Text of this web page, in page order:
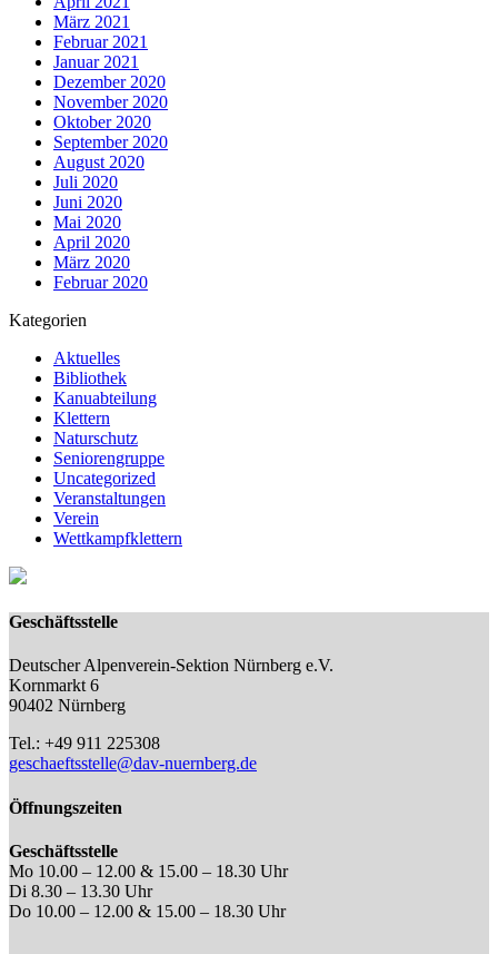
März 2021
Februar 2021
Januar 2021
Dezember 2020
November 2020
Oktober 2020
September 2020
August 2020
Juli 2020
Juni 2020
Mai 2020
April 2020
März 2020
Februar 2020
Kategorien
Aktuelles
Bibliothek
Kanuabteilung
Klettern
Naturschutz
Seniorengruppe
Uncategorized
Veranstaltungen
Verein
Wettkampfklettern
Geschäftsstelle
Deutscher Alpenverein-Sektion Nürnberg e.V.
Kornmarkt 6
90402 Nürnberg
Tel.: +49 911 225308
geschaeftsstelle@dav-nuernberg.de
Öffnungszeiten
Geschäftsstelle
Mo 10.00 – 12.00 & 15.00 – 18.30 Uhr
Di 8.30 – 13.30 Uhr
Do 10.00 – 12.00 & 15.00 – 18.30 Uhr